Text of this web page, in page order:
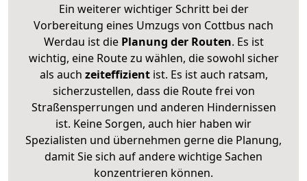
Ein weiterer wichtiger Schritt bei der
Vorbereitung eines Umzugs von Cottbus nach
Werdau ist diePlanung der Routen. Es ist
wichtig, eine Route zu wählen, die sowohl sicher
als auch zeiteffizientist. Es ist auch ratsam,
sicherzustellen, dass die Route frei von
Straßensperrungen und anderen Hindernissen
ist. Keine Sorgen, auch hier haben wir
Spezialisten und übernehmen gerne die Planung,
damit Sie sich auf andere wichtige Sachen
konzentrieren können.